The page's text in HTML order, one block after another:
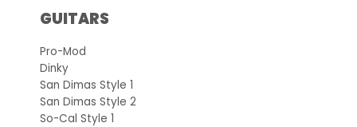
GUITARS
Pro-Mod
Dinky
San Dimas Style 1
San Dimas Style 2
So-Cal Style 1